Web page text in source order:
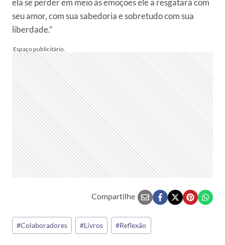
ela se perder em meio às emoções ele a resgatará com
seu amor, com sua sabedoria e sobretudo com sua
liberdade.”
Compartilhe
Tags
do
#Colaboradores #Livros #Reflexão